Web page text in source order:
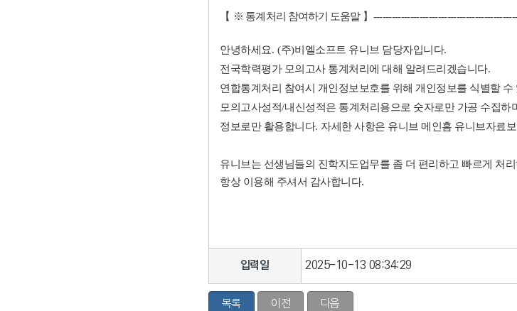
【 ※ 통계처리 참여하기 도움말 】
안녕하세요. (주)비엘소프트 유니브 담당자입니다.
전국학력평가 모의고사 통계처리에 대해 알려드리겠습니다.
연합통계처리 참여시 개인정보보호를 위해 개인정보를 식별할
모의고사성적/내신성적은 통계처리용으로 숫자로만 가공 수집
정보로만 활용합니다. 자세한 사항은 유니브 메인홈 유니브자료
유니브는 선생님들의 진학지도업무를 좀 더 편리하고 빠르게 처
항상 이용해 주셔서 감사합니다.
입력일 2025-10-13 08:34:29
목록 이전 다음